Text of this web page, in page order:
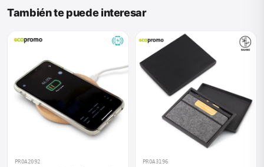
También te puede interesar
PROA2092 PROA3196